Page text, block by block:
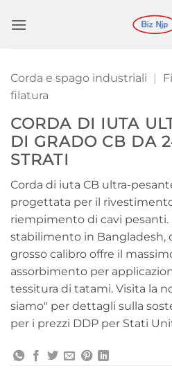
Corda e spago industriali |
filatura
CORDA DI IUTA
DI GRADO CB DA
STRATI
Corda di iuta CB ultra-
progettata per il
riempimento di cavi
stabilimento in Bangladesh,
grosso calibro offre il
assorbimento per
tessitura di tatami. Visita la
siamo" per dettagli sulla
per i prezzi DDP per Stati